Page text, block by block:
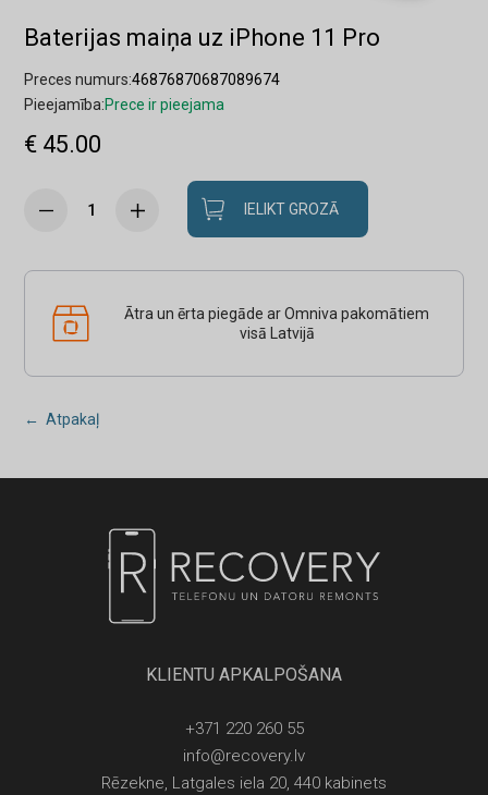
Baterijas maiņa uz iPhone 11 Pro
Preces numurs:46876870687089674
Pieejamība:Prece ir pieejama
€ 45.00
IELIKT GROZĀ
Ātra un ērta piegāde ar Omniva pakomātiem
visā Latvijā
← Atpakaļ
KLIENTU APKALPOŠANA
+371 220 260 55
info@recovery.lv
Rēzekne, Latgales iela 20, 440 kabinets